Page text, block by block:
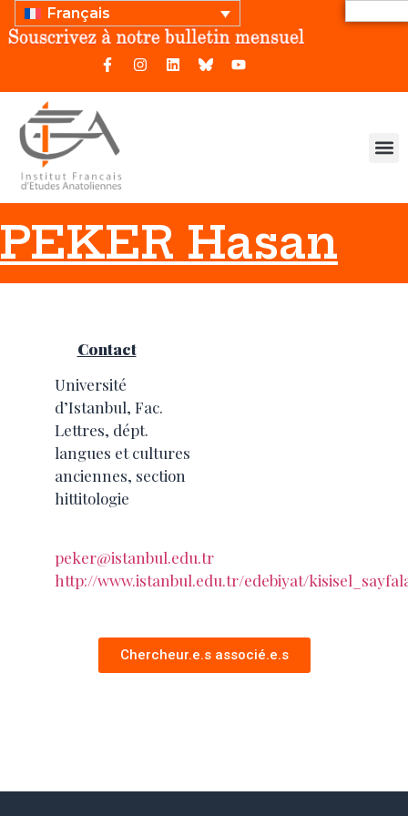
Français
PEKER Hasan
Contact
Université
d’Istanbul, Fac.
Lettres, dépt.
langues et cultures
anciennes, section
hittitologie
peker@istanbul.edu.tr
http://www.istanbul.edu.tr/edebiyat/
Chercheur.e.s associé.e.s